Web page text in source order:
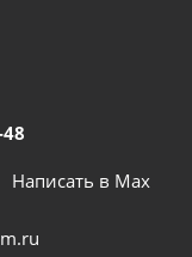
Написать в Мах